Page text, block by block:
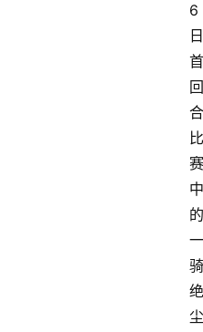
6
日
首
回
合
比
赛
中
的
一
骑
绝
尘